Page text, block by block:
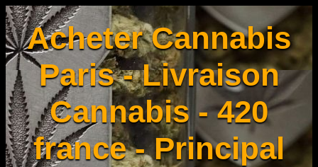
Acheter Cannabis
Paris - Livraison
Cannabis - 420
france - Principal